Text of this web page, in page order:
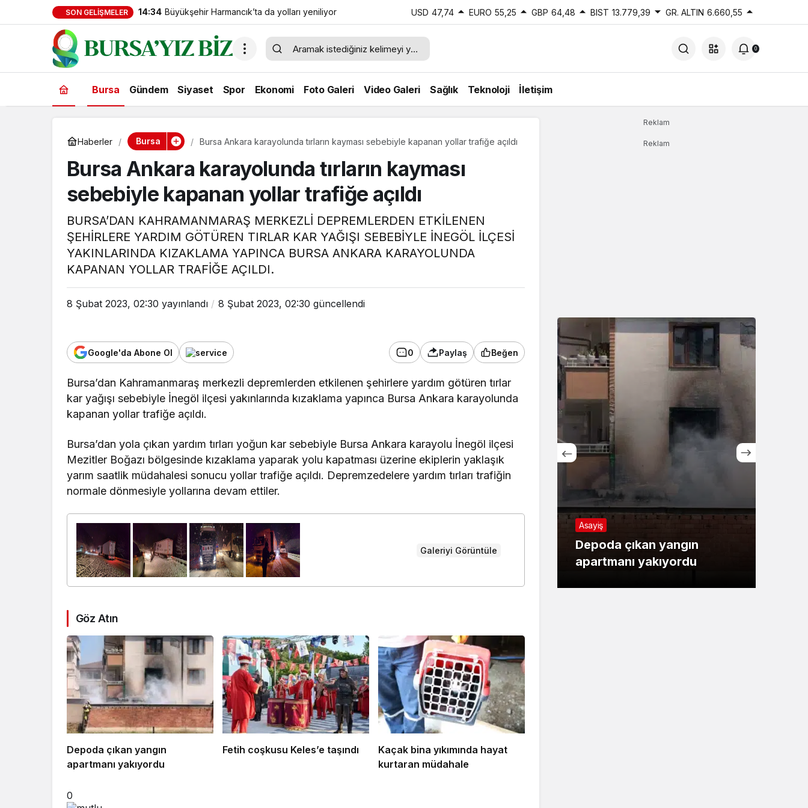
SON GELIŞMELER 14:34 Büyükşehir Harmancık’ta da yolları yeniliyor USD 47,74 EURO 55,25 GBP 64,48 BIST 13.779,39 GR. ALTIN 6.660,55
0
Bursa Gündem Siyaset Spor Ekonomi Foto Galeri Video Galeri Sağlık Teknoloji İletişim
Haberler Bursa Bursa Ankara karayolunda tırların kayması sebebiyle kapanan yollar trafiğe açıldı
Bursa Ankara karayolunda tırların kayması
sebebiyle kapanan yollar trafiğe açıldı
BURSA’DAN KAHRAMANMARAŞ MERKEZLİ DEPREMLERDEN ETKİLENEN
ŞEHİRLERE YARDIM GÖTÜREN TIRLAR KAR YAĞIŞI SEBEBİYLE İNEGÖL İLÇESİ
YAKINLARINDA KIZAKLAMA YAPINCA BURSA ANKARA KARAYOLUNDA
KAPANAN YOLLAR TRAFİĞE AÇILDI.
8 Şubat 2023, 02:30 yayınlandı 8 Şubat 2023, 02:30 güncellendi
Google'da Abone Ol 0 Paylaş Beğen
Bursa’dan Kahramanmaraş merkezli depremlerden etkilenen şehirlere yardım götüren tırlar
kar yağışı sebebiyle İnegöl ilçesi yakınlarında kızaklama yapınca Bursa Ankara karayolunda
kapanan yollar trafiğe açıldı.
Bursa’dan yola çıkan yardım tırları yoğun kar sebebiyle Bursa Ankara karayolu İnegöl ilçesi
Mezitler Boğazı bölgesinde kızaklama yaparak yolu kapatması üzerine ekiplerin yaklaşık
yarım saatlik müdahalesi sonucu yollar trafiğe açıldı. Depremzedelere yardım tırları trafiğin
normale dönmesiyle yollarına devam ettiler.
Galeriyi Görüntüle
Göz Atın
Depoda çıkan yangın
apartmanı yakıyordu
Fetih coşkusu Keles’e taşındı
Kaçak bina yıkımında hayat
kurtaran müdahale
0
Reklam
Reklam
Büyükşehir Harmancık’ta
Asayiş
Depoda çıkan yangın
apartmanı yakıyordu